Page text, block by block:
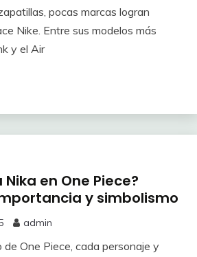
pocas marcas logran
Nike. Entre sus modelos más
y el Air
en One Piece?
y simbolismo
admin
One Piece, cada personaje y